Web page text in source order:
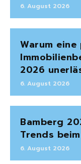
6. August 2026
Warum
2026
6. August 2026
Bamberg
Trends
6. August 2026